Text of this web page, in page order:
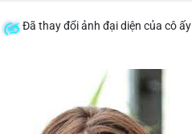
Đã thay đổi ảnh đại diện của cô ấy